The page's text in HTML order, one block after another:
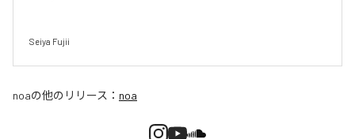
Seiya Fujii
noaの他のリリース： noa